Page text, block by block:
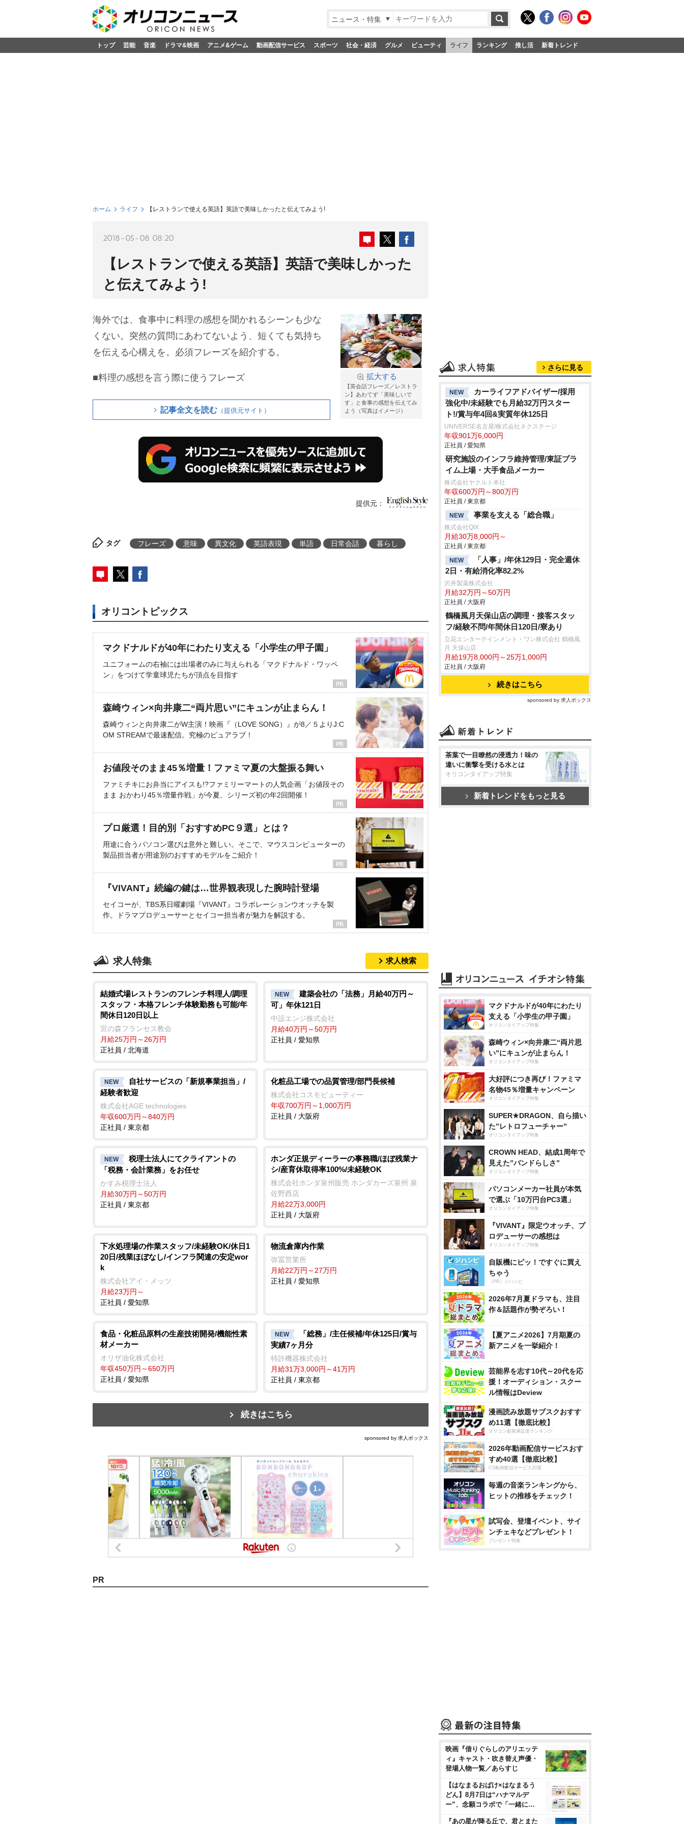
ニュース・特集
トップ 芸能 音楽 ドラマ&映画 アニメ&ゲーム 動画配信サービス スポーツ 社会・経済 グルメ ビューティ ライフ ランキング 推し活 新着トレンド
ホーム ライフ 【レストランで使える英語】英語で美味しかったと伝えてみよう!
2018-05-08 08:20
【レストランで使える英語】英語で美味しかった
と伝えてみよう!
拡大する
【英会話フレーズ／レストラ
ン】あわてず「美味しいで
す」と食事の感想を伝えてみ
よう（写真はイメージ）
海外では、食事中に料理の感想を聞かれるシーンも少な
くない。突然の質問にあわてないよう、短くても気持ち
を伝える心構えを。必須フレーズを紹介する。
■料理の感想を言う際に使うフレーズ
記事全文を読む（提供元サイト）
提供元：
タグ フレーズ 意味 異文化 英語表現 単語 日常会話 暮らし
オリコントピックス
マクドナルドが40年にわたり支える「小学生の甲子園」
ユニフォームの右袖には出場者のみに与えられる「マクドナルド・ワッペ
ン」をつけて学童球児たちが頂点を目指す
森崎ウィン×向井康二“両片思い”にキュンが止まらん！
森崎ウィンと向井康二がW主演！映画『（LOVE SONG）』が8／５よりJ:C
OM STREAMで最速配信。究極のピュアラブ！
お値段そのまま45％増量！ファミマ夏の大盤振る舞い
ファミチキにお弁当にアイスも!?ファミリーマートの人気企画「お値段その
まま おかわり45％増量作戦」が今夏、シリーズ初の年2回開催！
プロ厳選！目的別「おすすめPC９選」とは？
用途に合うパソコン選びは意外と難しい。そこで、マウスコンピューターの
製品担当者が用途別のおすすめモデルをご紹介！
『VIVANT』続編の鍵は…世界観表現した腕時計登場
セイコーが、TBS系日曜劇場『VIVANT』コラボレーションウオッチを製
作。ドラマプロデューサーとセイコー担当者が魅力を解説する。
求人特集 求人検索
結婚式場レストランのフレンチ料理人/調理
スタッフ・本格フレンチ体験勤務も可能/年
間休日120日以上
宮の森フランセス教会
月給25万円～26万円
正社員 / 北海道
NEW
建築会社の「法務」月給40万円～
可」年休121日
中設エンジ株式会社
月給40万円～50万円
正社員 / 愛知県
NEW
自社サービスの「新規事業担当」/
経験者歓迎
株式会社AGE technologies
年収600万円～840万円
正社員 / 東京都
化粧品工場での品質管理/部門長候補
株式会社コスモビューティー
年収700万円～1,000万円
正社員 / 大阪府
NEW
税理士法人にてクライアントの
「税務・会計業務」をお任せ
かすみ税理士法人
月給30万円～50万円
正社員 / 東京都
ホンダ正規ディーラーの事務職/ほぼ残業ナ
シ/産育休取得率100%/未経験OK
株式会社ホンダ泉州販売 ホンダカーズ泉州 泉
佐野西店
月給22万3,000円
正社員 / 大阪府
下水処理場の作業スタッフ/未経験OK/休日1
20日/残業ほぼなし/インフラ関連の安定wor
k
株式会社アイ・メッツ
月給23万円～
正社員 / 愛知県
物流倉庫内作業
弥冨営業所
月給22万円～27万円
正社員 / 愛知県
食品・化粧品原料の生産技術開発/機能性素
材メーカー
オリザ油化株式会社
年収450万円～650万円
正社員 / 愛知県
NEW
「総務」/主任候補/年休125日/賞与
実績7ヶ月分
特許機器株式会社
月給31万3,000円～41万円
正社員 / 東京都
続きはこちら
sponsored by 求人ボックス
PR
さらに見る
NEW
カーライフアドバイザー/採用
強化中/未経験でも月給32万円スター
ト!/賞与年4回&実質年休125日
UNIVERSE名古屋/株式会社ネクステージ
年収901万6,000円
正社員 / 愛知県
研究施設のインフラ維持管理/東証プラ
イム上場・大手食品メーカー
株式会社ヤクルト本社
年収600万円～800万円
正社員 / 東京都
NEW
事業を支える「総合職」
株式会社QIX
月給30万8,000円～
正社員 / 東京都
NEW
「人事」/年休129日・完全週休
2日・有給消化率82.2%
沢井製薬株式会社
月給32万円～50万円
正社員 / 大阪府
鶴橋風月天保山店の調理・接客スタッ
フ/経験不問/年間休日120日/寮あり
立花エンターテインメント・ワン株式会社 鶴橋風
月 天保山店
月給19万8,000円～25万1,000円
正社員 / 大阪府
続きはこちら
sponsored by 求人ボックス
茶葉で一目瞭然の浸透力！味の
違いに衝撃を受ける水とは
オリコンタイアップ特集
新着トレンドをもっと見る
マクドナルドが40年にわたり
支える「小学生の甲子園」
オリコンタイアップ特集
森崎ウィン×向井康二“両片思
い”にキュンが止まらん！
オリコンタイアップ特集
大好評につき再び！ファミマ
名物45％増量キャンペーン
オリコンタイアップ特集
SUPER★DRAGON、自ら描い
た”レトロフューチャー”
オリコンタイアップ特集
CROWN HEAD、結成1周年で
見えた”バンドらしさ”
オリコンタイアップ特集
パソコンメーカー社員が本気
で選ぶ「10万円台PC3選」
オリコンタイアップ特集
『VIVANT』限定ウオッチ、プ
ロデューサーの感想は
オリコンタイアップ特集
自販機にピッ！ですぐに買え
ちゃう
（PR）ジハンピ
2026年7月夏ドラマも、注目
作＆話題作が勢ぞろい！
【夏アニメ2026】7月期夏の
新アニメを一挙紹介！
芸能界を志す10代～20代を応
援！オーディション・スクー
ル情報はDeview
漫画読み放題サブスクおすす
め11選【徹底比較】
オリコン顧客満足度ランキング
2026年動画配信サービスおす
すめ40選【徹底比較】
CS動画配信サービス20選
毎週の音楽ランキングから、
ヒットの推移をチェック！
試写会、登壇イベント、サイ
ンチェキなどプレゼント！
プレゼント特集
映画『借りぐらしのアリエッテ
ィ』キャスト・吹き替え声優・
登場人物一覧／あらすじ
【はなまるおばけ×はなまるう
どん】8月7日は“ハナマルデ
ー”、念願コラボで「一緒に…
『あの星が降る丘で、君とまた